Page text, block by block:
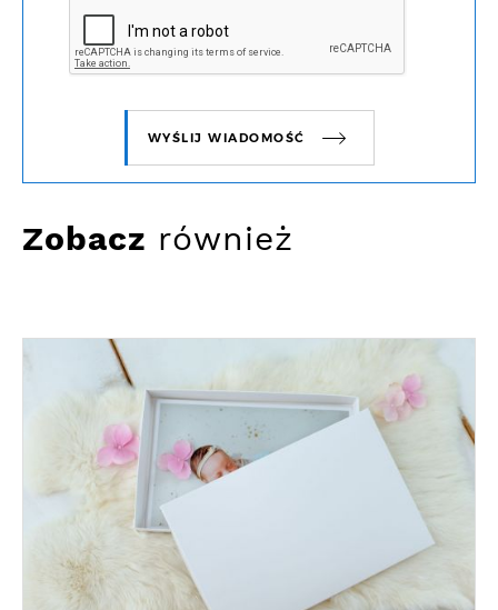
WYŚLIJ WIADOMOŚĆ
Zobacz również